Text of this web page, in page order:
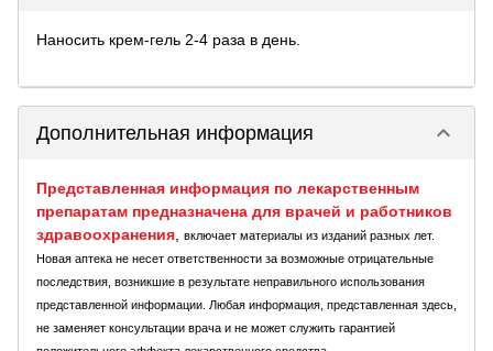
Наносить крем-гель 2-4 раза в день.
Дополнительная информация keyboard_arrow_down
Представленная информация по лекарственным
препаратам предназначена для врачей и работников
здравоохранения
включает материалы из изданий разных лет.
Новая аптека не несет ответственности за возможные отрицательные
последствия, возникшие в результате неправильного использования
представленной информации. Любая информация, представленная здесь,
не заменяет консультации врача и не может служить гарантией